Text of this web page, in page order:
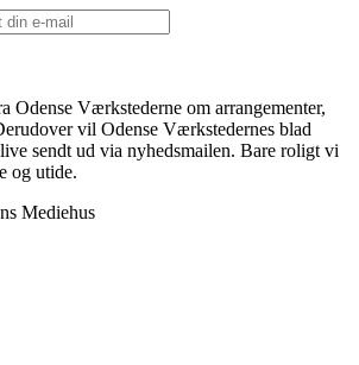
Odense Værkstederne om arrangementer,
vil Odense Værkstedernes blad
sendt ud via nyhedsmailen. Bare roligt vi
og utide.
Mediehus